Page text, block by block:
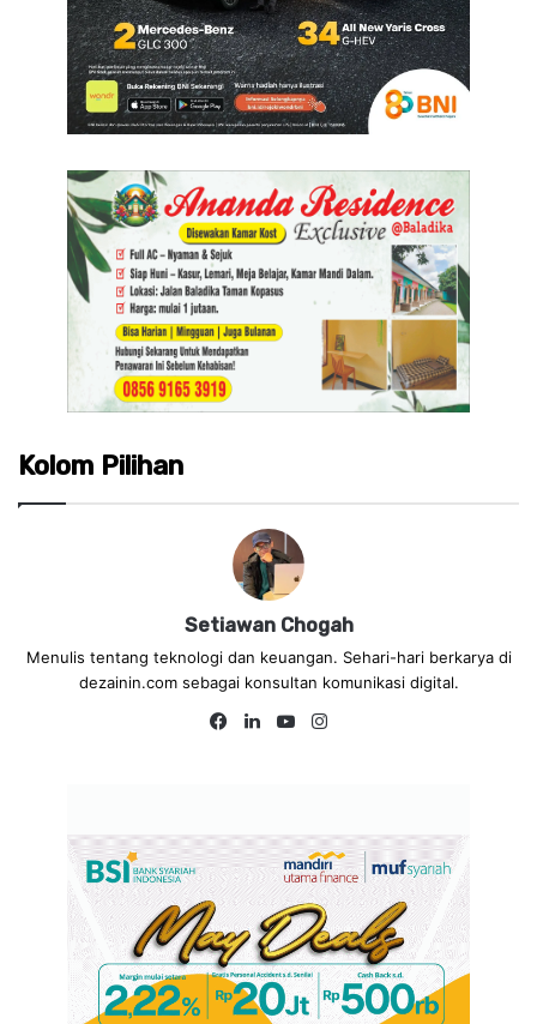
Kolom Pilihan
Setiawan Chogah
Menulis tentang teknologi dan keuangan. Sehari-hari berkarya di
dezainin.com sebagai konsultan komunikasi digital.
Fa
Lin
Yo